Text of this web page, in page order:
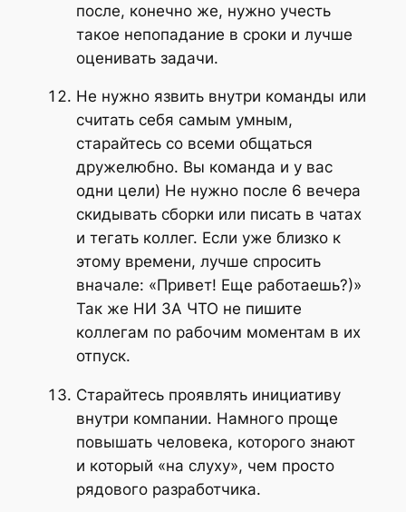
после, конечно же, нужно учесть
такое непопадание в сроки и лучше
оценивать задачи.
Не нужно язвить внутри команды или
считать себя самым умным,
старайтесь со всеми общаться
дружелюбно. Вы команда и у вас
одни цели) Не нужно после 6 вечера
скидывать сборки или писать в чатах
и тегать коллег. Если уже близко к
этому времени, лучше спросить
вначале: «Привет! Еще работаешь?)»
Так же НИ ЗА ЧТО не пишите
коллегам по рабочим моментам в их
отпуск.
Старайтесь проявлять инициативу
внутри компании. Намного проще
повышать человека, которого знают
и который «на слуху», чем просто
рядового разработчика.